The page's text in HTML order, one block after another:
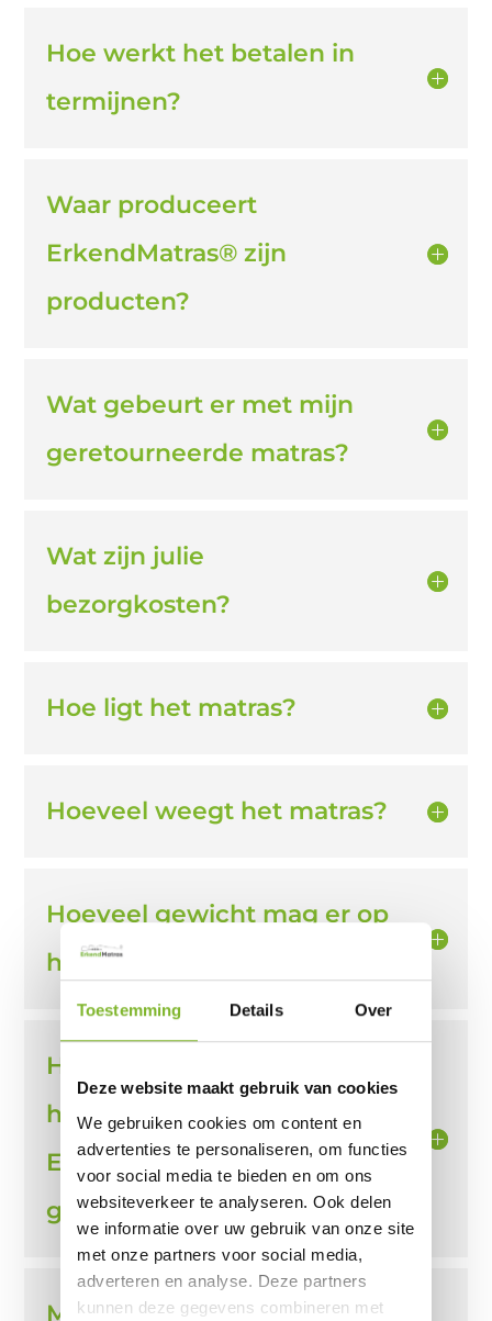
Toestemming Details Over
Deze website maakt gebruik van cookies
We gebruiken cookies om content en
advertenties te personaliseren, om functies
voor social media te bieden en om ons
websiteverkeer te analyseren. Ook delen
we informatie over uw gebruik van onze site
met onze partners voor social media,
adverteren en analyse. Deze partners
kunnen deze gegevens combineren met
Hoe werkt het betalen in
termijnen?
Waar produceert
ErkendMatras® zijn
producten?
Wat gebeurt er met mijn
geretourneerde matras?
Wat zijn julie
bezorgkosten?
Hoe ligt het matras?
Hoeveel weegt het matras?
Hoeveel gewicht mag er op
het ErkendMatras®?
Hoe lang duurt het voordat
het ErkendMatras® of de
ErkendMatras®topper
gebruiksklaar is?
Moet ik het ErkendMatras®